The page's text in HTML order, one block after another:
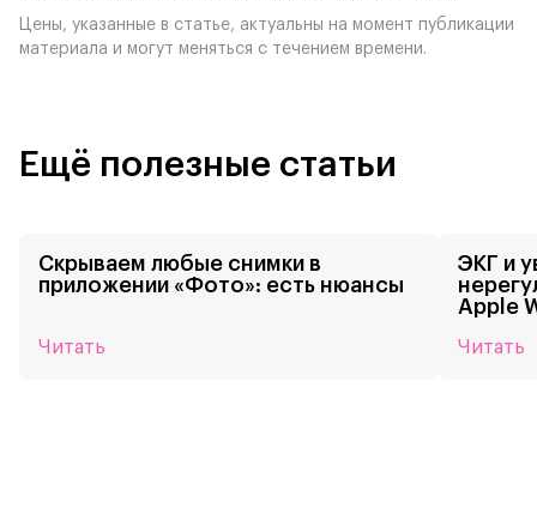
Цены, указанные в статье, актуальны на момент публикации
материала и могут меняться с течением времени.
Ещё полезные статьи
Скрываем любые снимки в
приложении «Фото»: есть нюансы
Читать
ЭКГ и
Apple
Читать